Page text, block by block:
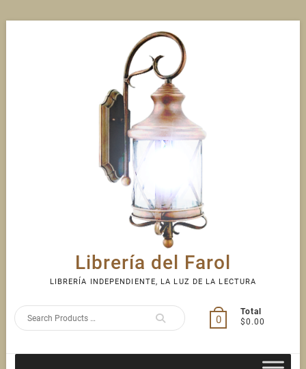
Librería del Farol
LIBRERÍA INDEPENDIENTE, LA LUZ DE LA LECTURA
Search
0
Total
$0.00